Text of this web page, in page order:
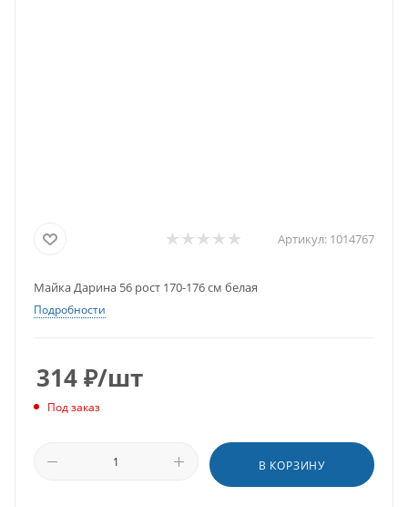
Артикул: 1014767
Майка Дарина 56 рост 170-176 см белая
Подробности
314₽/шт
Под заказ
В КОРЗИНУ